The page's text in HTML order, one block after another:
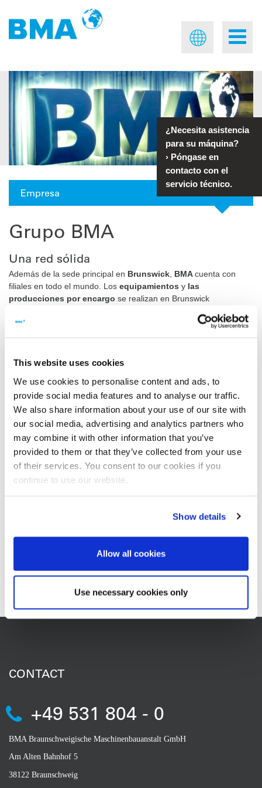
This website uses cookies
We use cookies to personalise content and ads, to
provide social media features and to analyse our traffic.
We also share information about your use of our site with
our social media, advertising and analytics partners who
may combine it with other information that you’ve
provided to them or that they’ve collected from your use
of their services. You consent to our cookies if you
continue to use our website.
Show details
Allow all cookies
Use necessary cookies only
Empresa
Grupo BMA
Una red sólida
Además de la sede principal en Brunswick, BMAcuenta con
filiales en todo el mundo. Los equipamientos y las
producciones por encargo se realizan en Brunswick
competencias clave para el mercado regional también
Túnez (Túnez) y opera una red de distribuidores comerciales en
todo el mundo. Además de equipamiento de calidad, BMA ofrece
soluciones de automatización
técnica de control de
procesos
BMA Automation
Las filiales del grupo BMA
BMA GmbH Brunswick, Alemania
BMA America, Charlotte, USA
BMA China, Nanning, China
PRO ASS de Brunswick, Alemania
CONTACT
+49 531 804 - 0
BMA Braunschweigische Maschinenbauanstalt GmbH
Am Alten Bahnhof 5
38122 Braunschweig
¿Necesita asistencia
para su máquina?
› Póngase en
contacto con el
servicio técnico.